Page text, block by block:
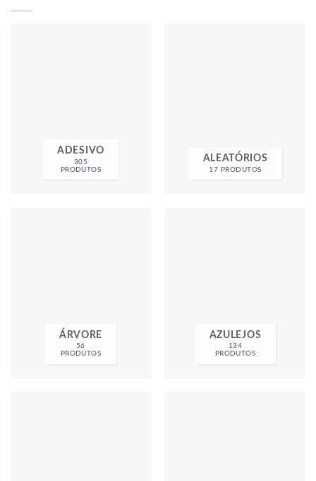
ADESIVO
305
PRODUTOS
ALEATÓRIOS
17 PRODUTOS
ÁRVORE
56
PRODUTOS
AZULEJOS
134
PRODUTOS